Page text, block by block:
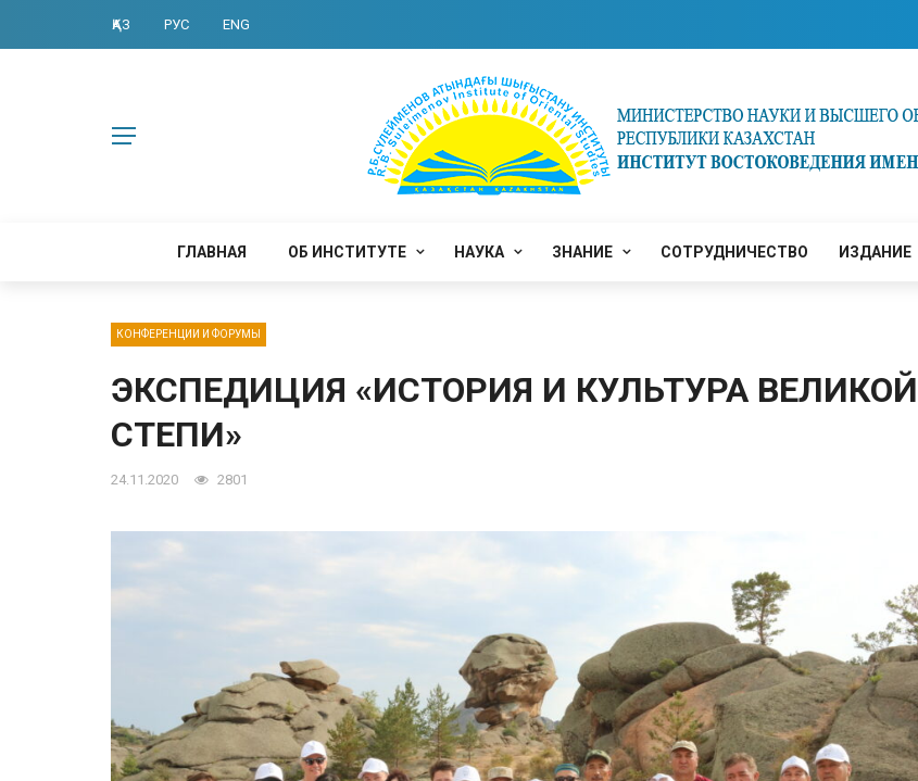
ҚАЗ РУС ENG
ГЛАВНАЯ ОБ ИНСТИТУТЕ НАУКА ЗНАНИЕ СОТРУДНИЧЕСТВО ИЗДАНИЕ
КОНФЕРЕНЦИИ И ФОРУМЫ
ЭКСПЕДИЦИЯ «ИСТОРИЯ И КУЛЬТУРА ВЕЛИКОЙ
СТЕПИ»
24.11.2020 2801